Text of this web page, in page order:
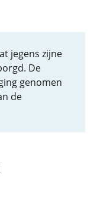
jegens zijne
De
genomen
de